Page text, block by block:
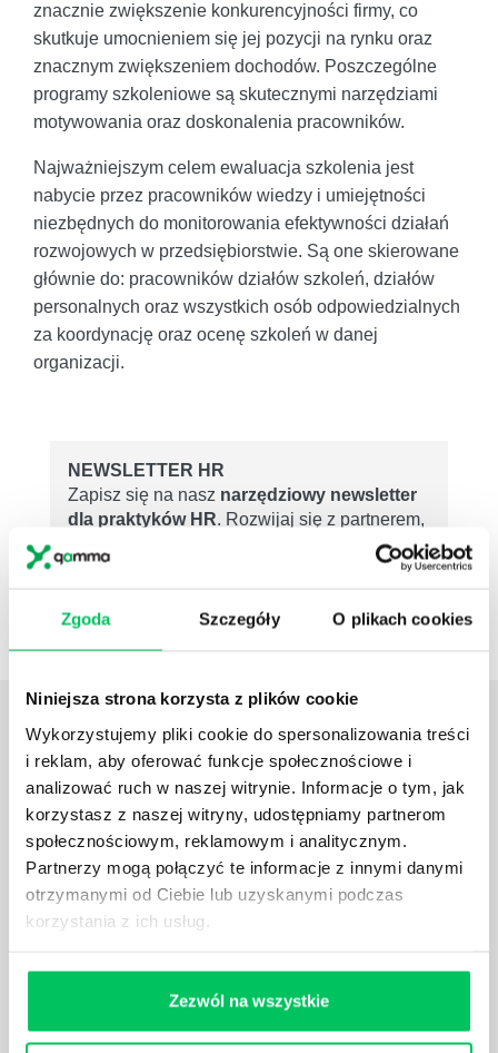
Zgoda Szczegóły O plikach cookies
Niniejsza strona korzysta z plików cookie
Wykorzystujemy pliki cookie do spersonalizowania treści
i reklam, aby oferować funkcje społecznościowe i
analizować ruch w naszej witrynie. Informacje o tym, jak
korzystasz z naszej witryny, udostępniamy partnerom
społecznościowym, reklamowym i analitycznym.
Partnerzy mogą połączyć te informacje z innymi danymi
otrzymanymi od Ciebie lub uzyskanymi podczas
korzystania z ich usług.
Zezwól na wszystkie
znacznie zwiększenie konkurencyjności firmy, co
skutkuje umocnieniem się jej pozycji na rynku oraz
znacznym zwiększeniem dochodów. Poszczególne
programy szkoleniowe są skutecznymi narzędziami
motywowania oraz doskonalenia pracowników.
Najważniejszym celem ewaluacja szkolenia jest
nabycie przez pracowników wiedzy i umiejętności
niezbędnych do monitorowania efektywności działań
rozwojowych w przedsiębiorstwie. Są one skierowane
głównie do: pracowników działów szkoleń, działów
personalnych oraz wszystkich osób odpowiedzialnych
za koordynację oraz ocenę szkoleń w danej
organizacji.
NEWSLETTER HR
Zapisz się na nasz narzędziowy newsletter
dla praktyków HR. Rozwijaj się z partnerem,
ZAPISZ SIĘ
z tej strefy wiedzy
JAK WYGLĄDA PRACA ZESPOŁÓW
PROJEKTOWYCH W ZWINNEJ METODYCE?
Project management (czyli zarządzanie projektami)
to szereg czynności mających na celu zrealizowanie
wszystkich związanych z danym projektem założeń.
stanowi podstawę działalności wielu przedsiębiorstw.